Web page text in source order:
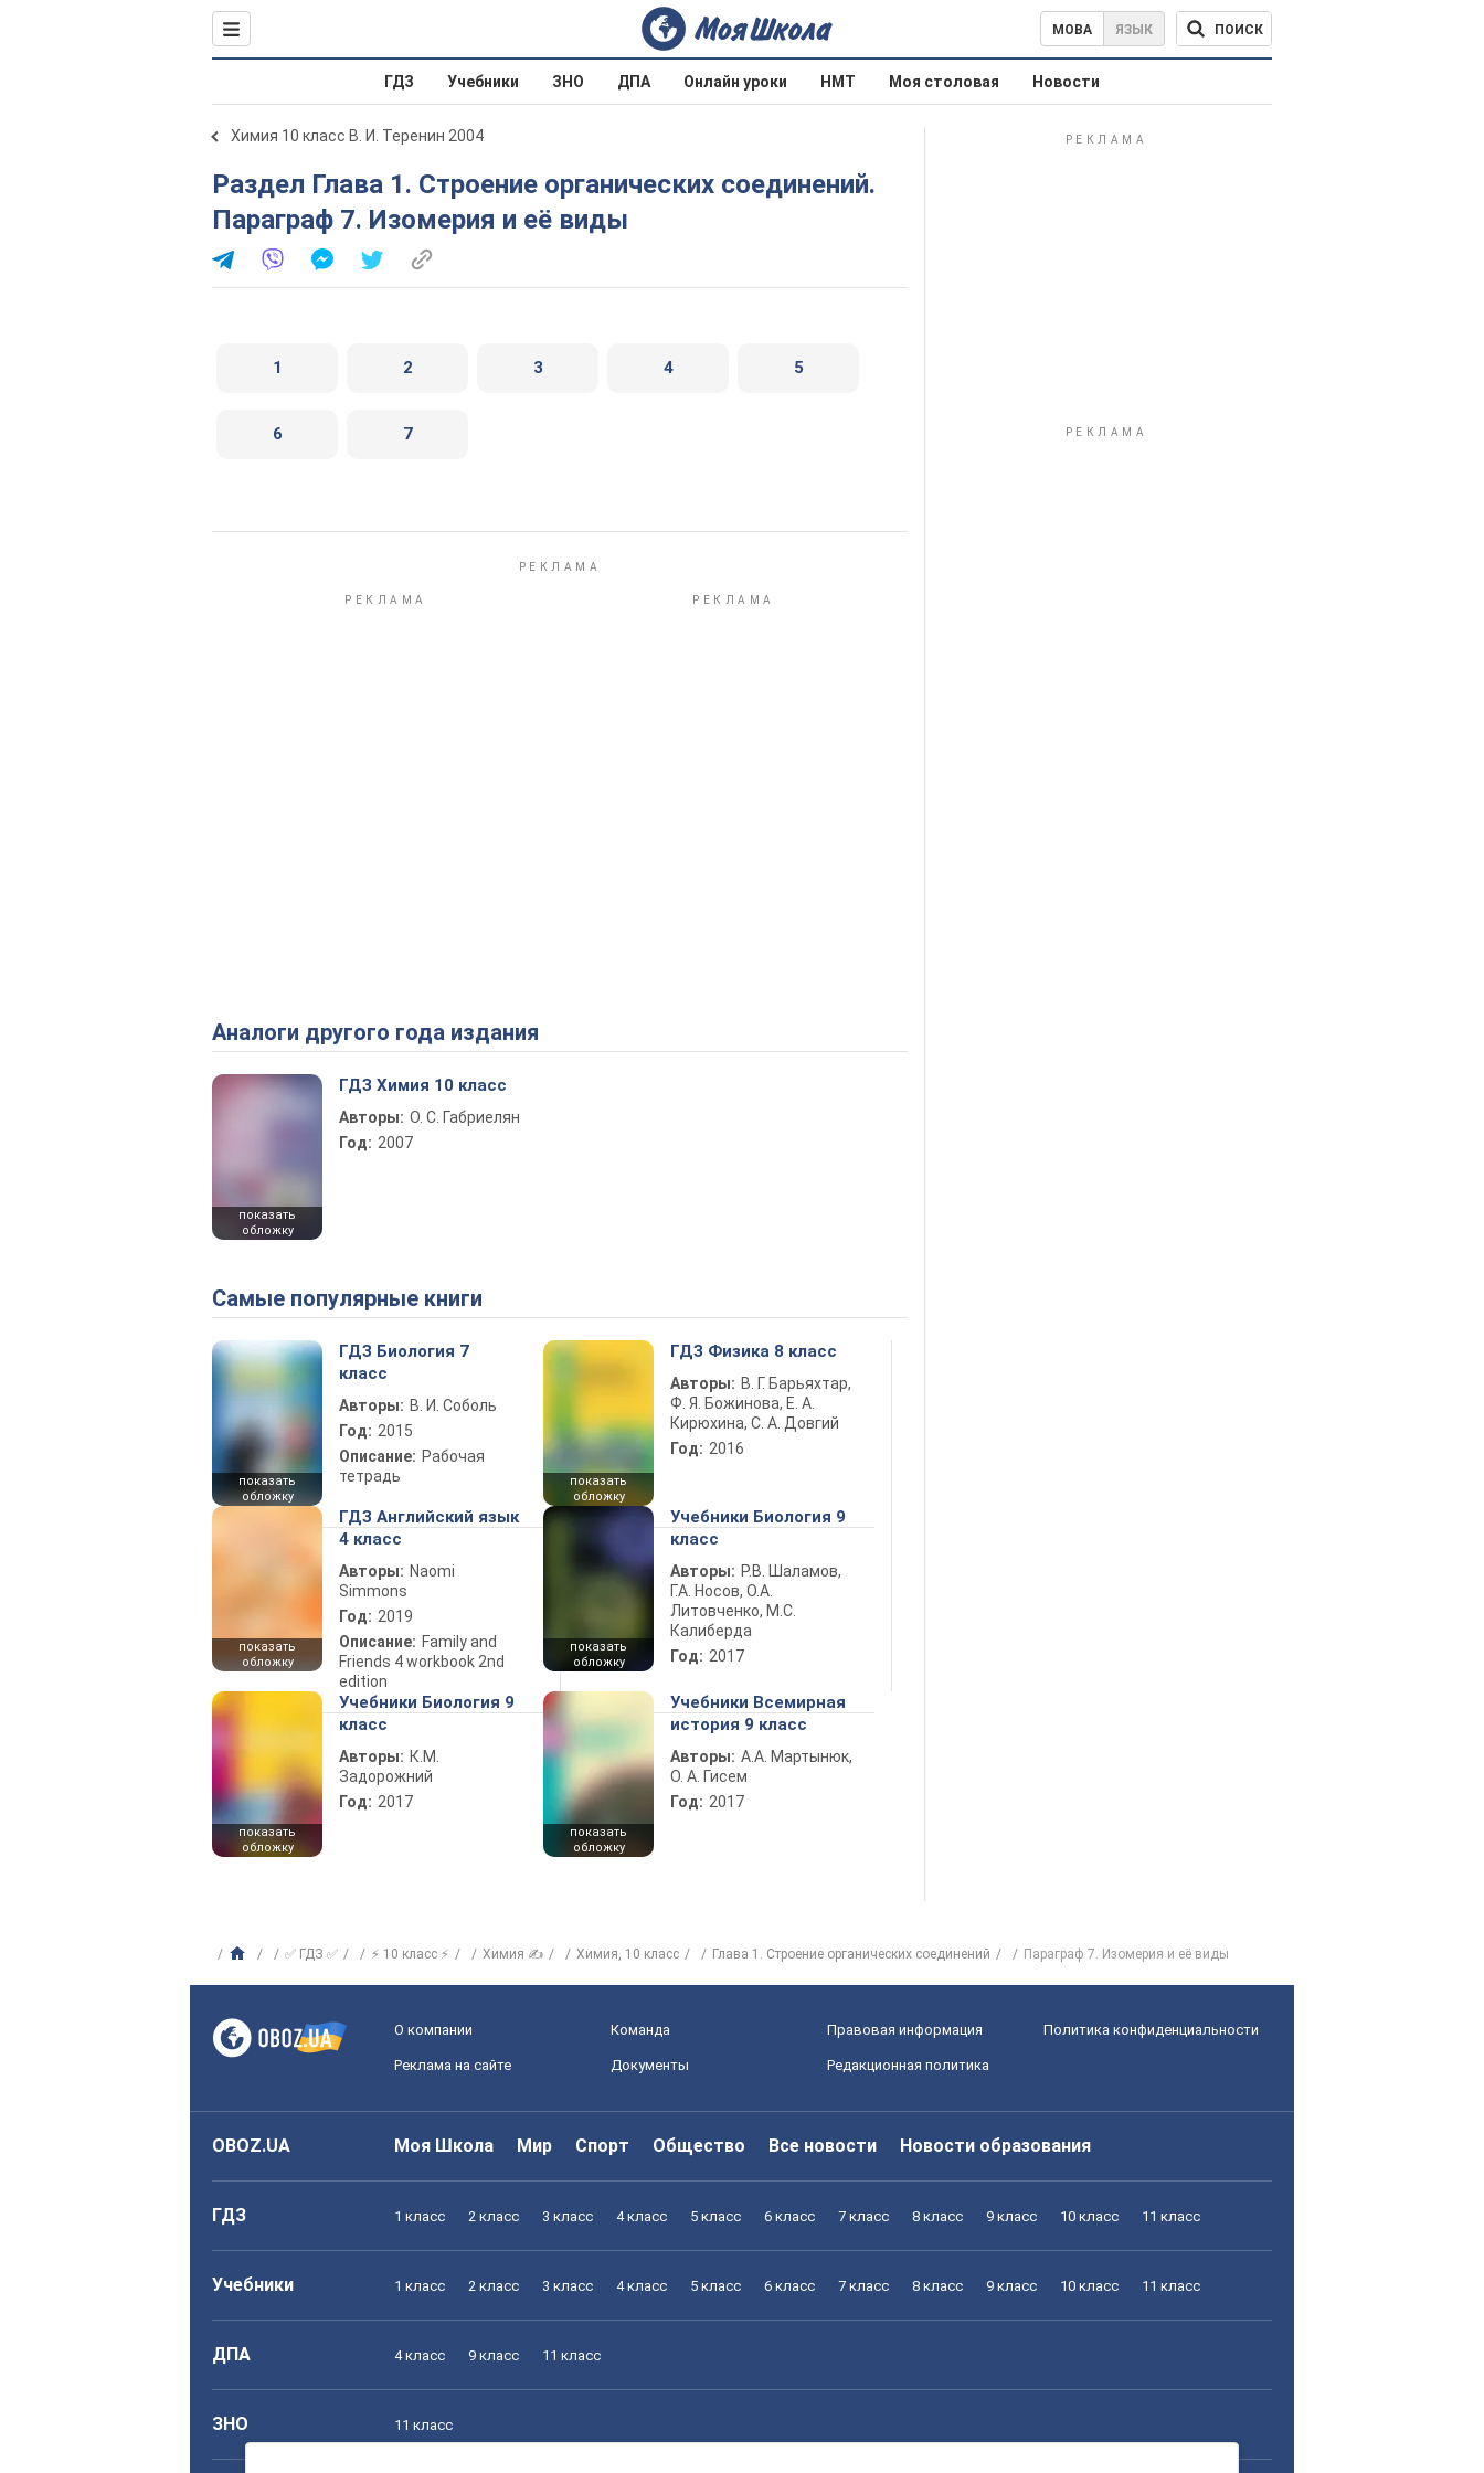
МОВА ЯЗЫК ПОИСК
ГДЗ Учебники ЗНО ДПА Онлайн уроки НМТ Моя столовая Новости
Химия 10 класс В. И. Теренин 2004
Раздел Глава 1. Строение органических соединений.
Параграф 7. Изомерия и её виды
1 2 3 4 5
6 7
Аналоги другого года издания
показать
обложку
ГДЗ Химия 10 класс
Авторы: О. С. Габриелян
Год: 2007
Самые популярные книги
показать
обложку
ГДЗ Биология 7
класс
Авторы: В. И. Соболь
Год: 2015
Описание: Рабочая
тетрадь
показать
обложку
ГДЗ Физика 8 класс
Авторы: В. Г. Барьяхтар,
Ф. Я. Божинова, Е. А.
Кирюхина, С. А. Довгий
Год: 2016
показать
обложку
ГДЗ Английский язык
4 класс
Авторы: Naomi
Simmons
Год: 2019
Описание: Family and
Friends 4 workbook 2nd
edition
показать
обложку
Учебники Биология 9
класс
Авторы: Р.В. Шаламов,
Г.А. Носов, О.А.
Литовченко, М.С.
Калиберда
Год: 2017
показать
обложку
Учебники Биология 9
класс
Авторы: К.М.
Задорожний
Год: 2017
показать
обложку
Учебники Всемирная
история 9 класс
Авторы: А.А. Мартынюк,
О. А. Гисем
Год: 2017
✅ ГДЗ ✅ ⚡ 10 класс ⚡ Химия ✍ Химия, 10 класс Глава 1. Строение органических соединений Параграф 7. Изомерия и её виды
О компании Команда Правовая информация Политика конфиденциальности
Реклама на сайте Документы Редакционная политика
OBOZ.UA Моя Школа Мир Спорт Общество Все новости Новости образования
ГДЗ 1 класс 2 класс 3 класс 4 класс 5 класс 6 класс 7 класс 8 класс 9 класс 10 класс 11 класс
Учебники 1 класс 2 класс 3 класс 4 класс 5 класс 6 класс 7 класс 8 класс 9 класс 10 класс 11 класс
ДПА 4 класс 9 класс 11 класс
ЗНО 11 класс